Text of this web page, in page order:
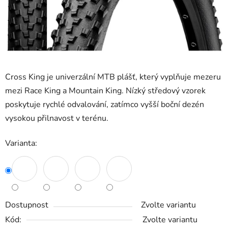
Cross King je univerzální MTB plášť, který vyplňuje mezeru
mezi Race King a Mountain King. Nízký středový vzorek
poskytuje rychlé odvalování, zatímco vyšší boční dezén
vysokou přilnavost v terénu.
Varianta:
Dostupnost
Zvolte variantu
Kód:
Zvolte variantu